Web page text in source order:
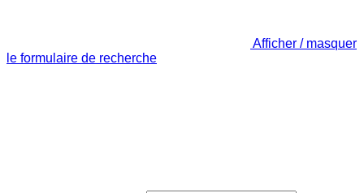
Afficher / masquer
le formulaire de recherche